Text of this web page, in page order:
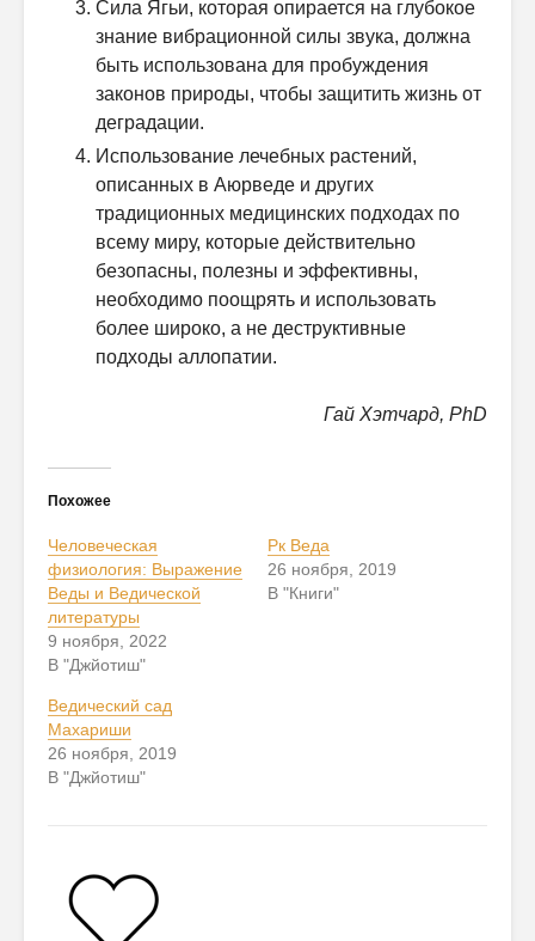
Сила Ягьи, которая опирается на глубокое
знание вибрационной силы звука, должна
быть использована для пробуждения
законов природы, чтобы защитить жизнь от
деградации.
Использование лечебных растений,
описанных в Аюрведе и других
традиционных медицинских подходах по
всему миру, которые действительно
безопасны, полезны и эффективны,
необходимо поощрять и использовать
более широко, а не деструктивные
подходы аллопатии.
Гай Хэтчард, PhD
Похожее
Человеческая
физиология: Выражение
Веды и Ведической
литературы
9 ноября, 2022
В "Джйотиш"
Рк Веда
26 ноября, 2019
В "Книги"
Ведический сад
Махариши
26 ноября, 2019
В "Джйотиш"